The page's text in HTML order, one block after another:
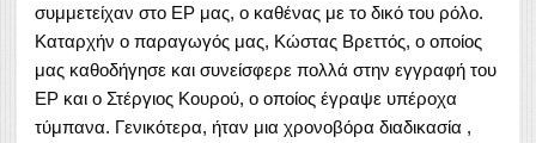
συμμετείχαν στο EP μας, ο καθένας με το δικό του ρόλο.
Καταρχήν ο παραγωγός μας, Κώστας Βρεττός, ο οποίος
μας καθοδήγησε και συνείσφερε πολλά στην εγγραφή του
EP και ο Στέργιος Κουρού, ο οποίος έγραψε υπέροχα
τύμπανα. Γενικότερα, ήταν μια χρονοβόρα διαδικασία ,